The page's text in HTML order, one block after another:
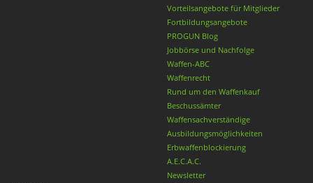
Vorteilsangebote für Mitglieder
Fortbildungsangebote
PROGUN Blog
Jobbörse und Nachfolge
Waffen-ABC
Waffenrecht
Rund um den Waffenkauf
Beschussämter
Waffensachverständige
Ausbildungsmöglichkeiten
Erbwaffenblockierung
A.E.C.A.C.
Newsletter